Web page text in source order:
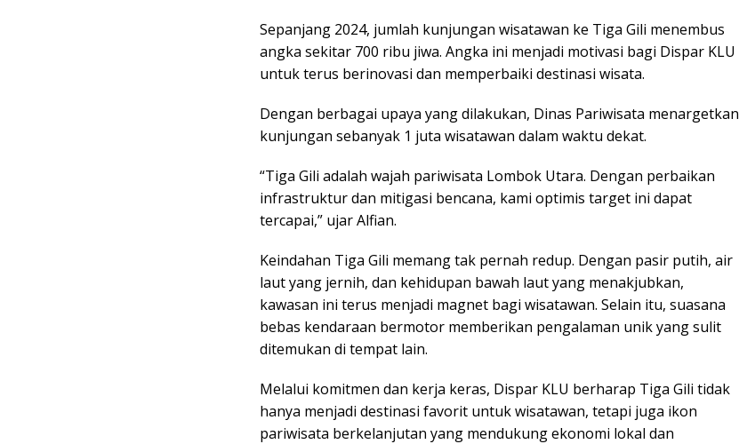
Sepanjang 2024, jumlah kunjungan wisatawan ke Tiga Gili menembus
angka sekitar 700 ribu jiwa. Angka ini menjadi motivasi bagi Dispar KLU
untuk terus berinovasi dan memperbaiki destinasi wisata.
Dengan berbagai upaya yang dilakukan, Dinas Pariwisata menargetkan
kunjungan sebanyak 1 juta wisatawan dalam waktu dekat.
“Tiga Gili adalah wajah pariwisata Lombok Utara. Dengan perbaikan
infrastruktur dan mitigasi bencana, kami optimis target ini dapat
tercapai,” ujar Alfian.
Keindahan Tiga Gili memang tak pernah redup. Dengan pasir putih, air
laut yang jernih, dan kehidupan bawah laut yang menakjubkan,
kawasan ini terus menjadi magnet bagi wisatawan. Selain itu, suasana
bebas kendaraan bermotor memberikan pengalaman unik yang sulit
ditemukan di tempat lain.
Melalui komitmen dan kerja keras, Dispar KLU berharap Tiga Gili tidak
hanya menjadi destinasi favorit untuk wisatawan, tetapi juga ikon
pariwisata berkelanjutan yang mendukung ekonomi lokal dan